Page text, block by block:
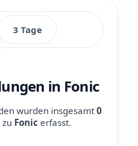
3 Tage
in Fonic
wurden insgesamt0
zu Fonic erfasst.